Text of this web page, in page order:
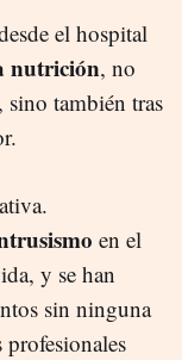
el hospital
nutrición, no
sino también tras
en el
y se han
sin ninguna
profesionales